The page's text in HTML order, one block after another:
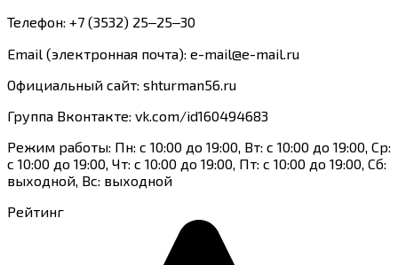
Телефон: +7 (3532) 25‒25‒30
Email (электронная почта): e-mail@e-mail.ru
Официальный сайт: shturman56.ru
Группа Вконтакте: vk.com/id160494683
Режим работы: Пн: с 10:00 до 19:00, Вт: с 10:00 до 19:00, Ср:
с 10:00 до 19:00, Чт: с 10:00 до 19:00, Пт: с 10:00 до 19:00, Сб:
выходной, Вс: выходной
Рейтинг